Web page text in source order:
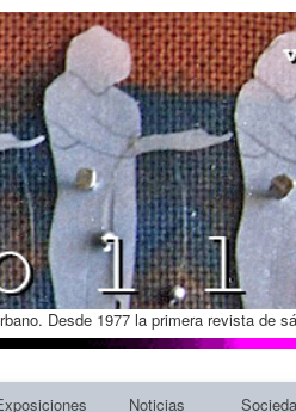
Desde 1977 la primera revista de
Noticias